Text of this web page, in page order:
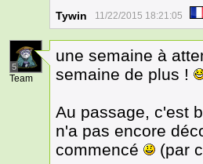
Tywin 11/22/2015 18:21:05
5
Team
une semaine à
semaine de plus !
Au passage, c'est
n'a pas encore
commencé
(par